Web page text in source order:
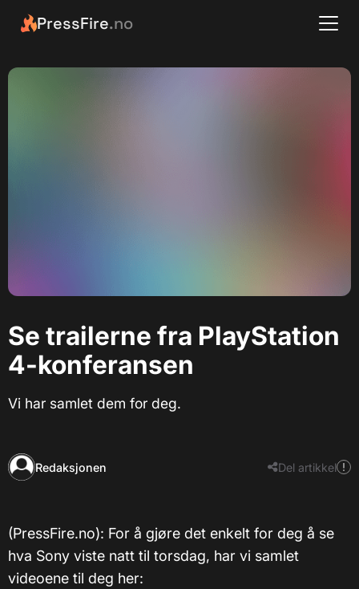
PressFire.no
Se trailerne fra PlayStation
4-konferansen
Vi har samlet dem for deg.
Redaksjonen Del artikkel
(PressFire.no): For å gjøre det enkelt for deg å se
hva Sony viste natt til torsdag, har vi samlet
videoene til deg her: